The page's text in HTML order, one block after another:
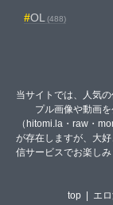
OL(488)
当サイトでは、人気
プル画像や動画
（hitomi.la・raw・
が存在しますが、大
信サービスでお楽し
top エ